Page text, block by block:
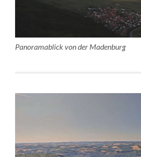
Panoramablick von der Madenburg